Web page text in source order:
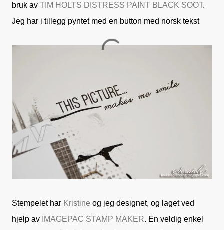
bruk av TIM HOLTS DISTRESS PAINT BLACK SOOT.
Jeg har i tillegg pyntet med en button med norsk tekst
Stempelet har Kristine og jeg designet, og laget ved
hjelp av IMAGEPAC STAMP MAKER. En veldig enkel